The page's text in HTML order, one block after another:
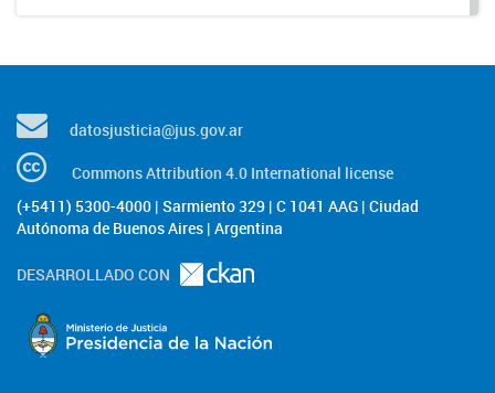
datosjusticia@jus.gov.ar
Commons Attribution 4.0 International license
(+5411) 5300-4000 | Sarmiento 329 | C 1041 AAG | Ciudad
Autónoma de Buenos Aires | Argentina
DESARROLLADO CON